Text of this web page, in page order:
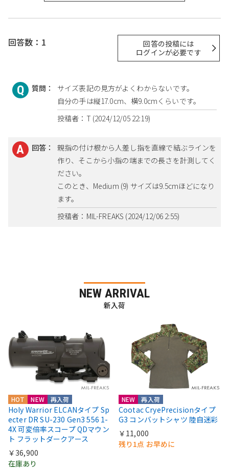
回答数：1
回答の投稿には
ログインが必要です
質問：
サイズ表記の見方がよくわからないです。
自分の手は縦17.0cm、横9.0cmくらいです。
投稿者：T (2024/12/05 22:19)
回答：
親指の付け根から人差し指を直線で結ぶラインを
作り、そこから小指の端までの長さを計測してく
ださい。
このとき、Medium (9) サイズは9.5cmほどになり
ます。
投稿者：MIL-FREAKS (2024/12/06 2:55)
NEW ARRIVAL
新入荷
HOT NEW 再入荷
Holy Warrior ELCANタイプ Sp
ecter DR SU-230 Gen3 556 1-
4X 可変倍率スコープ QDマウン
ト フラットダークアース
￥36,900
在庫あり
NEW 再入荷
Cootac CryePrecisionタイプ
G3 コンバットシャツ 陸自迷彩
￥11,000
残り1点 お早めに